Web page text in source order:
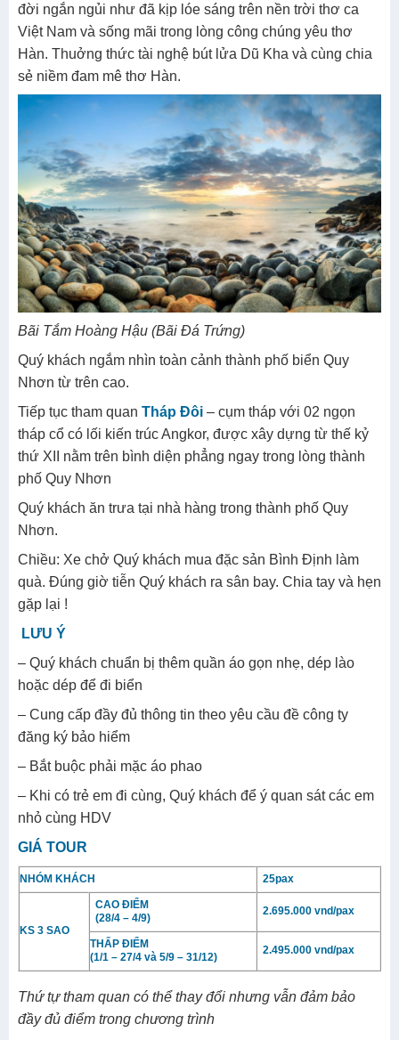
đời ngắn ngủi như đã kịp lóe sáng trên nền trời thơ ca
Việt Nam và sống mãi trong lòng công chúng yêu thơ
Hàn. Thuởng thức tài nghệ bút lửa Dũ Kha và cùng chia
sẻ niềm đam mê thơ Hàn.
Bãi Tắm Hoàng Hậu (Bãi Đá Trứng)
Quý khách ngắm nhìn toàn cảnh thành phố biển Quy
Nhơn từ trên cao.
Tiếp tục tham quan Tháp Đôi – cụm tháp với 02 ngọn
tháp cổ có lối kiến trúc Angkor, được xây dựng từ thế kỷ
thứ XII nằm trên bình diện phẳng ngay trong lòng thành
phố Quy Nhơn
Quý khách ăn trưa tại nhà hàng trong thành phố Quy
Nhơn.
Chiều: Xe chở Quý khách mua đặc sản Bình Định làm
quà. Đúng giờ tiễn Quý khách ra sân bay. Chia tay và hẹn
gặp lại !
LƯU Ý
– Quý khách chuẩn bị thêm quần áo gọn nhẹ, dép lào
hoặc dép để đi biển
– Cung cấp đầy đủ thông tin theo yêu cầu đề công ty
đăng ký bảo hiểm
– Bắt buộc phải mặc áo phao
– Khi có trẻ em đi cùng, Quý khách để ý quan sát các em
nhỏ cùng HDV
GIÁ TOUR
NHÓM KHÁCH 25pax
KS 3 SAO
CAO ĐIỂM
(28/4 – 4/9)
2.695.000 vnd/pax
THẤP ĐIỂM
(1/1 – 27/4 và 5/9 – 31/12)
2.495.000 vnd/pax
Thứ tự tham quan có thể thay đổi nhưng vẫn đảm bảo
đầy đủ điểm trong chương trình